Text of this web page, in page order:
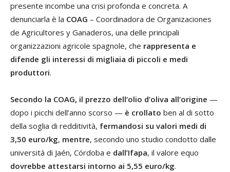
presente incombe una crisi profonda e concreta. A
denunciarla è la COAG – Coordinadora de Organizaciones
de Agricultores y Ganaderos, una delle principali
organizzazioni agricole spagnole, che rappresenta e
difende gli interessi di migliaia di piccoli e medi
produttori.
Secondo la COAG, il prezzo dell’olio d’oliva all’origine —
dopo i picchi dell’anno scorso — è crollato ben al di sotto
della soglia di redditività, fermandosi su valori medi di
3,50 euro/kg, mentre, secondo uno studio condotto dalle
università di Jaén, Córdoba e dall’Ifapa, il valore equo
dovrebbe attestarsi intorno ai 5,55 euro/kg.